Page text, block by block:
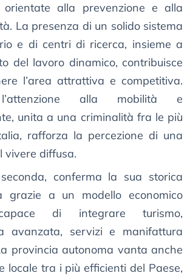
orientate alla prevenzione e alla
La presenza di un solido sistema
e di centri di ricerca, insieme a
del lavoro dinamico, contribuisce
l’area attrattiva e competitiva.
alla mobilità e
unita a una criminalità fra le più
rafforza la percezione di una
vivere diffusa.
conferma la sua storica
grazie a un modello economico
di integrare turismo,
avanzata, servizi e manifattura
provincia autonoma vanta anche
locale tra i più efficienti del Paese,